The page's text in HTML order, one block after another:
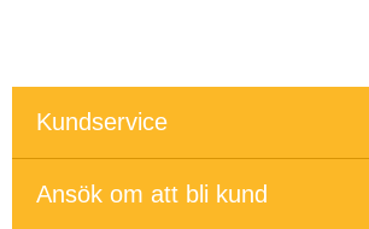
Kundservice
Ansök om att bli kund